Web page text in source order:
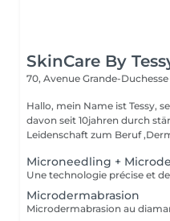
SkinCare By
70, Avenue Grande-
Hallo, mein Name ist Tessy,
davon seit 10jahren durch
Leidenschaft zum Beruf
Microneedling +
Microdermabrasion